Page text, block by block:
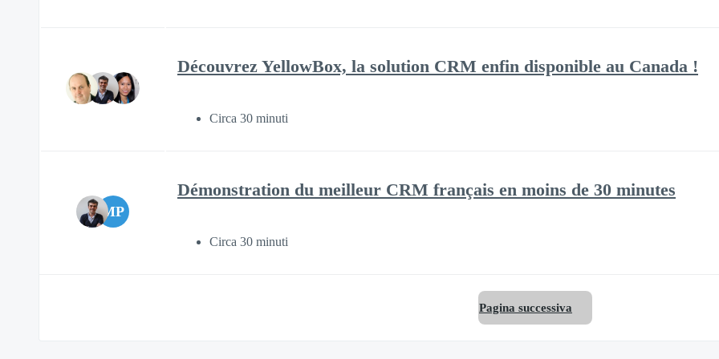
Découvrez YellowBox, la solution CRM enfin disponible au Canada !
Circa 30 minuti
MP
Démonstration du meilleur CRM français en moins de 30 minutes
Circa 30 minuti
Pagina successiva